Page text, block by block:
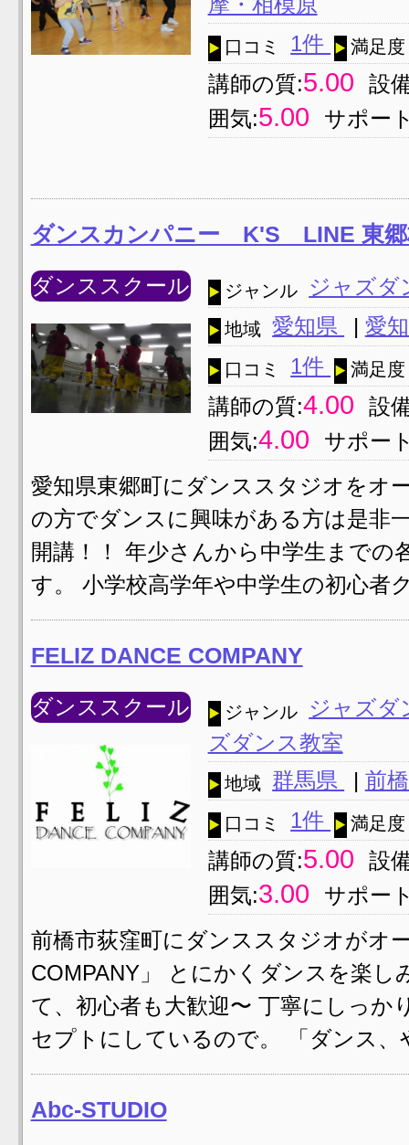
口コミ 1件 満足度
講師の質:5.00
設
囲気:5.00 サポー
ダンスカンパニー K'S LINE 東
ダンススクール ジャンル ジャズ
地域 愛知県 | 愛
口コミ 1件 満足度
講師の質:4.00
設
囲気:4.00
サポー
愛知県東郷町にダンススタジオをオ
の方でダンスに興味がある方は是非
開講！！ 年少さんから中学生まで
す。 小学校高学年や中学生の初心
FELIZ DANCE COMPANY
ダンススクール ジャンル
ジャズ
ズダンス教室
地域 群馬県 | 前
口コミ 1件 満足度
講師の質:5.00
設
囲気:3.00
サポー
前橋市荻窪町にダンススタジオがオ
COMPANY」 とにかくダンスを楽
て、初心者も大歓迎〜 丁寧にしっか
セプトにしているので。 「ダンス
Abc-STUDIO